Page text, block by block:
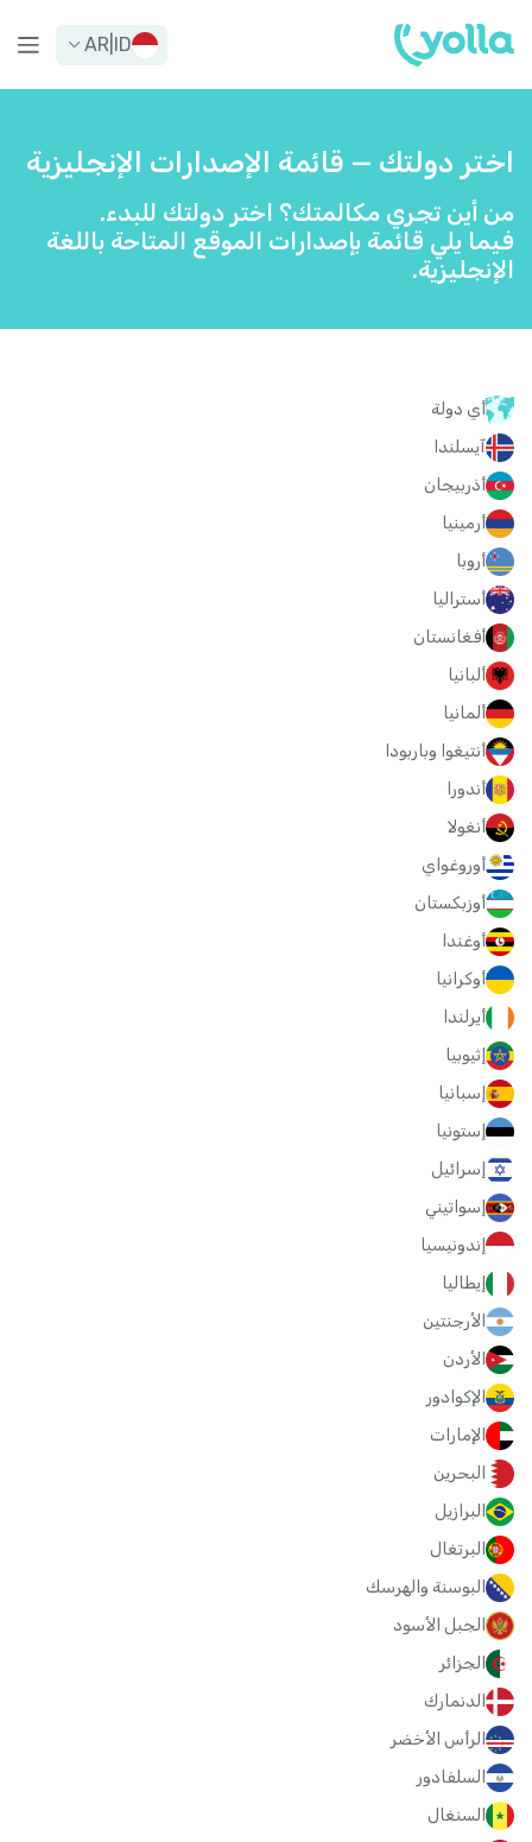
ID
AR
اختر دولتك — قائمة الإصدارات الإنجليزية
من أين تجري مكالمتك؟ اختر دولتك للبدء.
فيما يلي قائمة بإصدارات الموقع المتاحة باللغة
الإنجليزية.
أي دولة
آيسلندا
أذربيجان
أرمينيا
أروبا
أستراليا
أفغانستان
ألبانيا
ألمانيا
أنتيغوا وباربودا
أندورا
أنغولا
أوروغواي
أوزبكستان
أوغندا
أوكرانيا
أيرلندا
إثيوبيا
إسبانيا
إستونيا
إسرائيل
إسواتيني
إندونيسيا
إيطاليا
الأرجنتين
الأردن
الإكوادور
الإمارات
البحرين
البرازيل
البرتغال
البوسنة والهرسك
الجبل الأسود
الجزائر
الدنمارك
الرأس الأخضر
السلفادور
السنغال